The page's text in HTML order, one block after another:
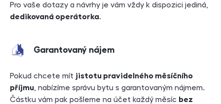
Pro vaše dotazy a návrhy je vám vždy k dispozici jediná,
dedikovaná operátorka.
Garantovaný nájem
Pokud chcete mít jistotu pravidelného měsíčního
příjmu , nabízíme správu bytu s garantovaným nájmem.
Částku vám pak pošleme na účet každý měsíc bez